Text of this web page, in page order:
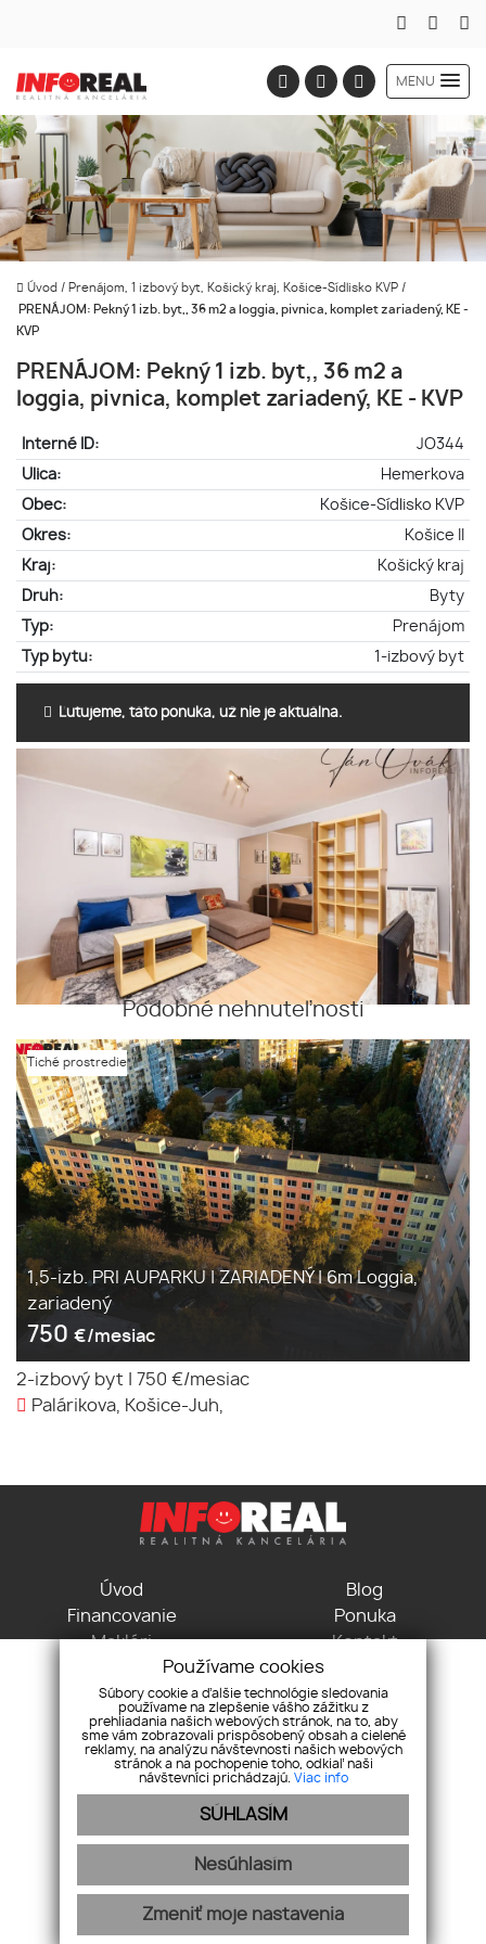
MENU
Úvod / Prenájom, 1 izbový byt, Košický kraj, Košice-Sídlisko KVP /
PRENÁJOM: Pekný 1 izb. byt,, 36 m2 a loggia, pivnica, komplet zariadený, KE -
KVP
PRENÁJOM: Pekný 1 izb. byt,, 36 m2 a
loggia, pivnica, komplet zariadený, KE - KVP
Interné ID:
JO344
Ulica:
Hemerkova
Obec:
Košice-Sídlisko KVP
Okres:
Košice II
Kraj:
Košický kraj
Druh:
Byty
Typ:
Prenájom
Typ bytu:
1-izbový byt
Ľutujeme, táto ponuka, už nie je aktuálna.
Podobné nehnuteľnosti
Tiché prostredie
1,5-izb. PRI AUPARKU | ZARIADENÝ | 6m Loggia,
zariadený
750 €/mesiac
2-izbový byt
750 €/mesiac
Palárikova, Košice-Juh,
Úvod
Financovanie
Makléri
Blog
Ponuka
Kontakt
Pravidlá cookies
Vodná 3, 04001 Košice
+421 915 715 115
kancelaria@inforeal.sk
Pridajte si nás
webex.digital- REALVIA.sk
Používame cookies
Súbory cookie a ďalšie technológie sledovania
používame na zlepšenie vášho zážitku z
prehliadania našich webových stránok, na to, aby
sme vám zobrazovali prispôsobený obsah a cielené
reklamy, na analýzu návštevnosti našich webových
stránok a na pochopenie toho, odkiaľ naši
návštevníci prichádzajú. Viac info
SÚHLASÍM
Nesúhlasím
Zmeniť moje nastavenia